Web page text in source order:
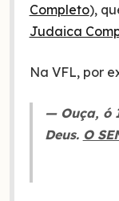
Completo),
Judaica
Na VFL, por
— Ouça, ó
Deus. O